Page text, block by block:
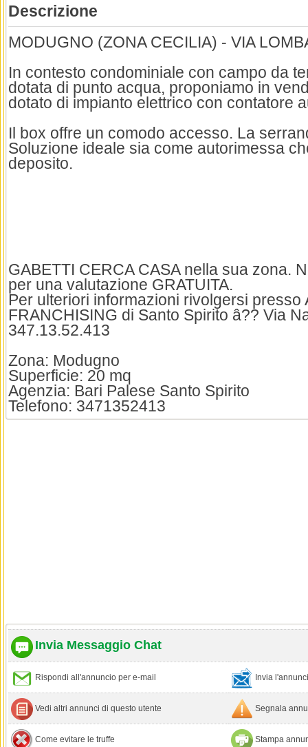
Descrizione
MODUGNO (ZONA CECILIA) - VIA
In contesto condominiale con campo da
dotata di punto acqua, proponiamo in
dotato di impianto elettrico con contatore
Il box offre un comodo accesso. La
Soluzione ideale sia come autorimessa
deposito.
GABETTI CERCA CASA nella sua zona.
per una valutazione GRATUITA.
Per ulteriori informazioni rivolgersi presso
FRANCHISING di Santo Spirito â?? Via
347.13.52.413
Zona: Modugno
Superficie: 20 mq
Agenzia: Bari Palese Santo Spirito
Telefono: 3471352413
Invia Messaggio Chat
Rispondi all'annuncio per e-mail Invia
Vedi altri annunci di questo utente Segnala
Come evitare le truffe Stampa